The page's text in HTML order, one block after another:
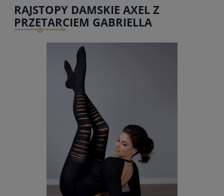
RAJSTOPY DAMSKIE AXEL Z
PRZETARCIEM GABRIELLA